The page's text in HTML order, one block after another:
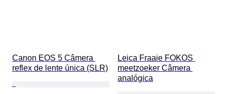
Canon EOS 5 Câmera
reflex de lente única (SLR)
Leica Fraaie FOKOS
meetzoeker Câmera
analógica